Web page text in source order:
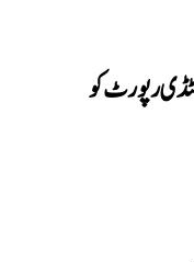
رپورٹ کو